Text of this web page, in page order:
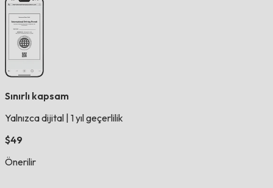
Sınırlı kapsam
Yalnızca dijital 1 yıl geçerlilik
$49
Önerilir